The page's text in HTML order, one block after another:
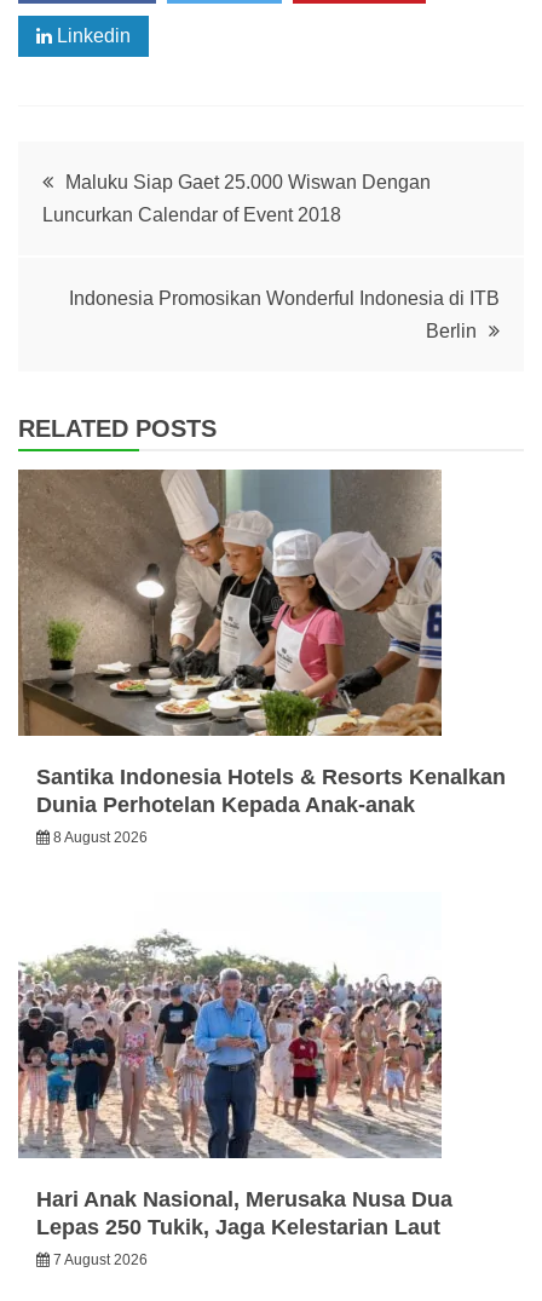
Linkedin
PostMaluku Siap Gaet 25.000 Wiswan Dengan
Luncurkan Calendar of Event 2018
Indonesia Promosikan Wonderful Indonesia di ITB
Berlin
RELATED POSTS
Santika Indonesia Hotels & Resorts Kenalkan
Dunia Perhotelan Kepada Anak-anak
8 August 2026
Hari Anak Nasional, Merusaka Nusa Dua
Lepas 250 Tukik, Jaga Kelestarian Laut
7 August 2026